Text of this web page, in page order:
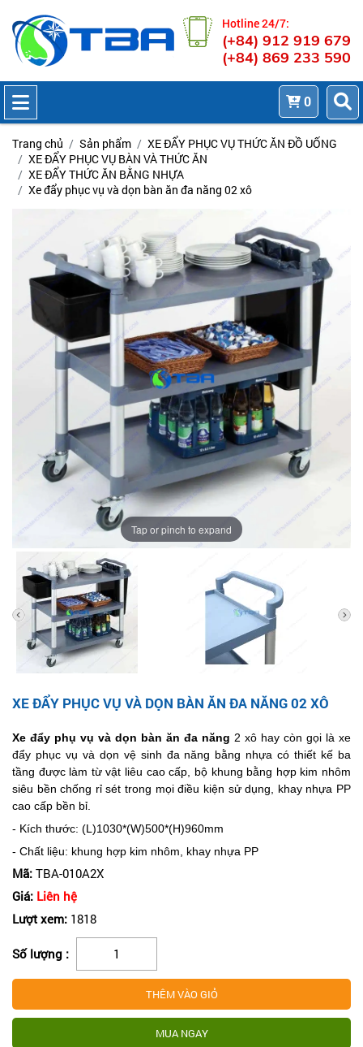
Hotline 24/7:
(+84) 912 919 679
(+84) 869 233 590
0
Trang chủ Sản phẩm
XE ĐẨY PHỤC VỤ THỨC ĂN ĐỒ UỐNG
XE ĐẨY PHỤC VỤ BÀN VÀ THỨC ĂN
XE ĐẨY THỨC ĂN BẰNG NHỰA
Xe đẩy phục vụ và dọn bàn ăn đa năng 02 xô
Tap or pinch to expand
XE ĐẨY PHỤC VỤ VÀ DỌN BÀN ĂN ĐA NĂNG 02 XÔ
Xe đẩy phụ vụ và dọn bàn ăn đa năng 2 xô hay còn gọi là xe
đẩy phục vụ và dọn vệ sinh đa năng bằng nhựa có thiết kế ba
tầng được làm từ vật liêu cao cấp, bộ khung bằng hợp kim nhôm
siêu bền chống rỉ sét trong mọi điều kiện sử dụng, khay nhựa PP
cao cấp bền bỉ.
- Kích thước: (L)1030*(W)500*(H)960mm
- Chất liệu: khung hợp kim nhôm, khay nhựa PP
Mã: TBA-010A2X
Giá: Liên hệ
Lượt xem: 1818
Số lượng :